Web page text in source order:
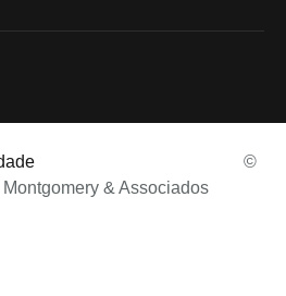
4096-4000
©
& Associados